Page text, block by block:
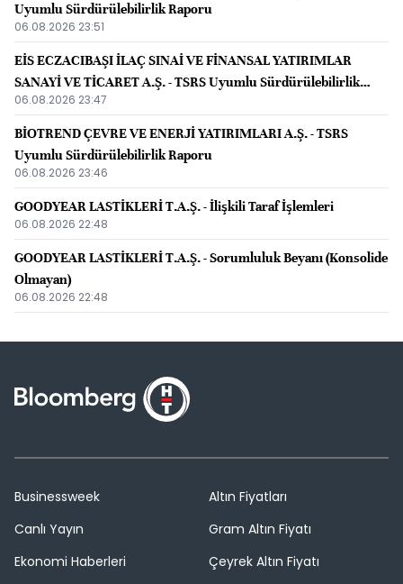
Uyumlu Sürdürülebilirlik Raporu
06.08.2026 23:51
EİS ECZACIBAŞI İLAÇ SINAİ VE FİNANSAL YATIRIMLAR
SANAYİ VE TİCARET A.Ş. - TSRS Uyumlu Sürdürülebilirlik
Raporu
06.08.2026 23:47
BİOTREND ÇEVRE VE ENERJİ YATIRIMLARI A.Ş. - TSRS
Uyumlu Sürdürülebilirlik Raporu
06.08.2026 23:46
GOODYEAR LASTİKLERİ T.A.Ş. - İlişkili Taraf İşlemleri
06.08.2026 22:48
GOODYEAR LASTİKLERİ T.A.Ş. - Sorumluluk Beyanı (Konsolide
Olmayan)
06.08.2026 22:48
Businessweek
Canlı Yayın
Ekonomi Haberleri
Altın Fiyatları
Gram Altın Fiyatı
Çeyrek Altın Fiyatı